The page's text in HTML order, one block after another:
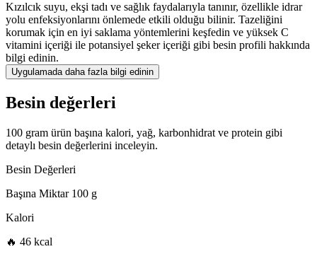
Kızılcık suyu, ekşi tadı ve sağlık faydalarıyla tanınır, özellikle idrar
yolu enfeksiyonlarını önlemede etkili olduğu bilinir. Tazeliğini
korumak için en iyi saklama yöntemlerini keşfedin ve yüksek C
vitamini içeriği ile potansiyel şeker içeriği gibi besin profili hakkında
bilgi edinin.
Uygulamada daha fazla bilgi edinin
Besin değerleri
100 gram ürün başına kalori, yağ, karbonhidrat ve protein gibi
detaylı besin değerlerini inceleyin.
Besin Değerleri
Başına Miktar100 g
Kalori
🔥 46 kcal